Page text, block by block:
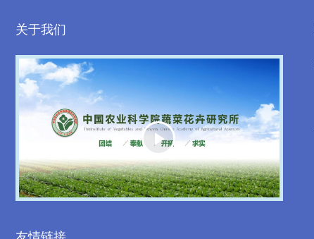
关于我们
Play
Video